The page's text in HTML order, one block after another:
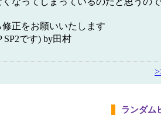
正をお願いいたします
です) by田村
ランダム